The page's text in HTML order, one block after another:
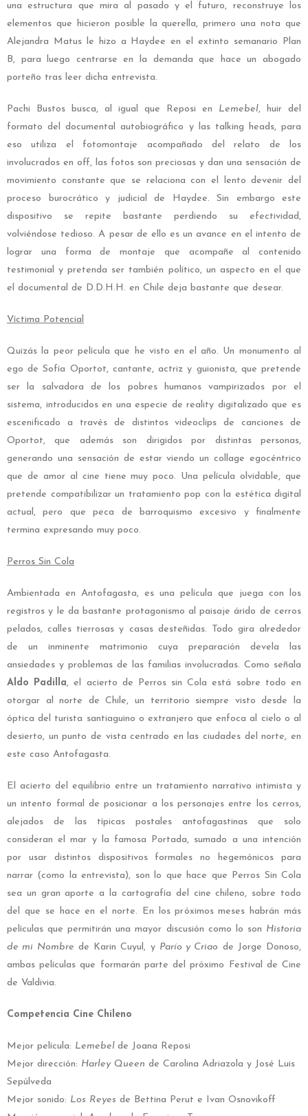
una estructura que mira al pasado y el futuro, reconstruye los
elementos que hicieron posible la querella, primero una nota que
Alejandra Matus le hizo a Haydee en el extinto semanario Plan
B, para luego centrarse en la demanda que hace un abogado
porteño tras leer dicha entrevista.
Pachi Bustos busca, al igual que Reposi en Lemebel, huir del
formato del documental autobiográfico y las talking heads, para
eso utiliza el fotomontaje acompañado del relato de los
involucrados en off, las fotos son preciosas y dan una sensación de
movimiento constante que se relaciona con el lento devenir del
proceso burocrático y judicial de Haydee. Sin embargo este
dispositivo se repite bastante perdiendo su efectividad,
volviéndose tedioso. A pesar de ello es un avance en el intento de
lograr una forma de montaje que acompañe al contenido
testimonial y pretenda ser también político, un aspecto en el que
el documental de D.D.H.H. en Chile deja bastante que desear.
Víctima Potencial
Quizás la peor película que he visto en el año. Un monumento al
ego de Sofía Oportot, cantante, actriz y guionista, que pretende
ser la salvadora de los pobres humanos vampirizados por el
sistema, introducidos en una especie de reality digitalizado que es
escenificado a través de distintos videoclips de canciones de
Oportot, que además son dirigidos por distintas personas,
generando una sensación de estar viendo un collage egocéntrico
que de amor al cine tiene muy poco. Una película olvidable, que
pretende compatibilizar un tratamiento pop con la estética digital
actual, pero que peca de barroquismo excesivo y finalmente
termina expresando muy poco.
Perros Sin Cola
Ambientada en Antofagasta, es una película que juega con los
registros y le da bastante protagonismo al paisaje árido de cerros
pelados, calles tierrosas y casas desteñidas. Todo gira alrededor
de un inminente matrimonio cuya preparación devela las
ansiedades y problemas de las familias involucradas. Como señala
Aldo Padilla, el acierto de Perros sin Cola está sobre todo en
otorgar al norte de Chile, un territorio siempre visto desde la
óptica del turista santiaguino o extranjero que enfoca al cielo o al
desierto, un punto de vista centrado en las ciudades del norte, en
este caso Antofagasta.
El acierto del equilibrio entre un tratamiento narrativo intimista y
un intento formal de posicionar a los personajes entre los cerros,
alejados de las típicas postales antofagastinas que solo
consideran el mar y la famosa Portada, sumado a una intención
por usar distintos dispositivos formales no hegemónicos para
narrar (como la entrevista), son lo que hace que Perros Sin Cola
sea un gran aporte a la cartografía del cine chileno, sobre todo
del que se hace en el norte. En los próximos meses habrán más
películas que permitirán una mayor discusión como lo son Historia
de mi Nombre de Karin Cuyul, y Parío y Criao de Jorge Donoso,
ambas películas que formarán parte del próximo Festival de Cine
de Valdivia.
Competencia Cine Chileno
Mejor película: Lemebel de Joana Reposi
Mejor dirección: Harley Queen de Carolina Adriazola y José Luis
Sepúlveda
Mejor sonido: Los Reyes de Bettina Perut e Ivan Osnovikoff